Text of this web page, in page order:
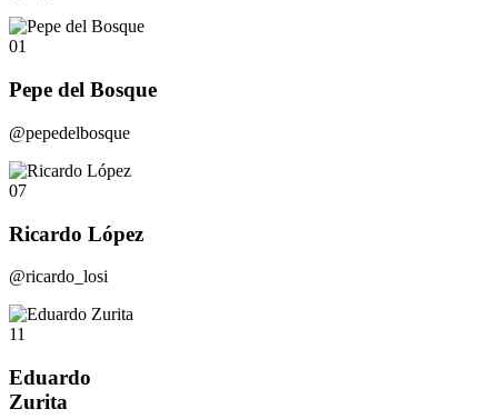
01
Pepe del Bosque
@pepedelbosque
07
Ricardo López
@ricardo_losi
11
Eduardo
Zurita